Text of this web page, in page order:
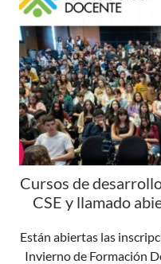
Cursos de
CSE y llamado
Están abiertas las
Invierno de Formación